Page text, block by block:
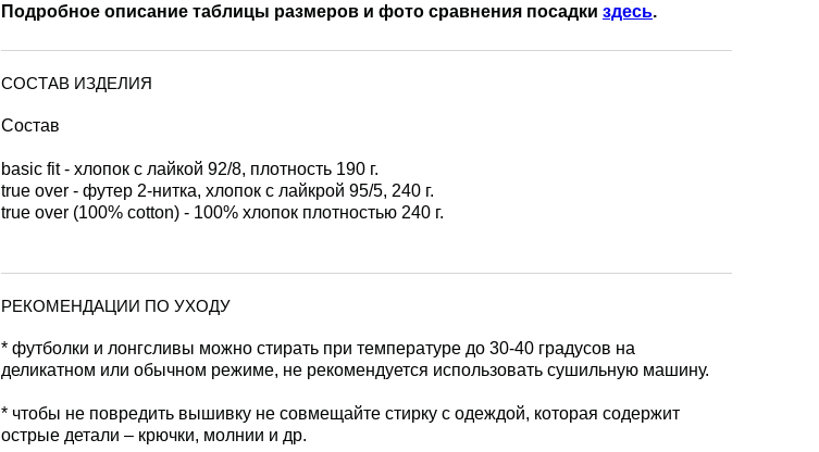
Подробное описание таблицы размеров и фото сравнения посадки здесь.
СОСТАВ ИЗДЕЛИЯ
Состав
basic fit - хлопок с лайкой 92/8, плотность 190 г.
true over - футер 2-нитка, хлопок с лайкрой 95/5, 240 г.
true over (100% cotton) - 100% хлопок плотностью 240 г.
РЕКОМЕНДАЦИИ ПО УХОДУ
* футболки и лонгсливы можно стирать при температуре до 30-40 градусов на
деликатном или обычном режиме, не рекомендуется использовать сушильную машину.
* чтобы не повредить вышивку не совмещайте стирку с одеждой, которая содержит
острые детали – крючки, молнии и др.